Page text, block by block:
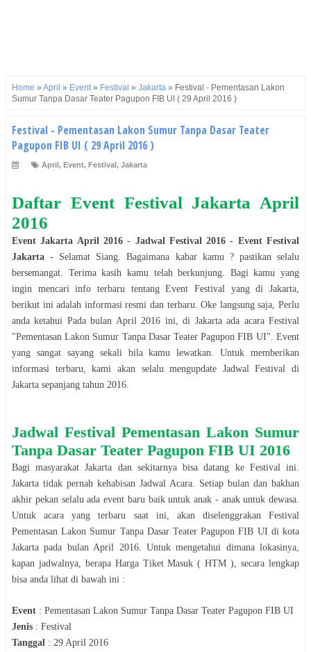
Home » April » Event» Festival » Jakarta » Festival - Pementasan Lakon
Sumur Tanpa Dasar Teater Pagupon FIB UI ( 29 April 2016 )
Festival - Pementasan Lakon Sumur Tanpa Dasar Teater
Pagupon FIB UI ( 29 April 2016 )
April, Event, Festival, Jakarta
Daftar Event Festival Jakarta April
2016
EventJakarta April 2016- Jadwal Festival 2016 - EventFestival
Jakarta - Selamat Siang . Bagaimana kabar kamu ? pastikan selalu
bersemangat. Terima kasih kamu telah berkunjung. Bagi kamu yang
ingin mencari info terbaru tentang Event Festival yang di Jakarta
berikut ini adalah informasi resmi dan terbaru. Oke langsung saja, Perlu
anda ketahui Pada bulan April 2016 ini, di Jakartaada acaraFestival
"Pementasan Lakon Sumur Tanpa Dasar Teater Pagupon FIB UI". Event
yang sangat sayang sekali bila kamu lewatkan. Untuk memberikan
informasi terbaru, kami akan selalu mengupdate JadwalFestival
di
Jakarta sepanjang tahun 2016
Jadwal Festival Pementasan Lakon Sumur
Tanpa Dasar Teater Pagupon FIB UI 2016
Bagi masyarakatJakarta dan sekitarnya bisa datang ke Festival
ini.
Jakarta tidak pernah kehabisan Jadwal Acara. Setiap bulan dan bakhan
akhir pekan selalu ada event baru baik untuk anak - anak untuk dewasa.
Untuk acara yang terbaru saat ini, akan diselenggrakan Festival
Pementasan Lakon Sumur Tanpa Dasar Teater Pagupon FIB UI di kota
Jakarta pada bulan April 2016. Untuk mengetahui dimana lokasinya,
kapan jadwalnya, berapa Harga Tiket Masuk ( HTM ), secara lengkap
bisa anda lihat di bawah ini :
Event : Pementasan Lakon Sumur Tanpa Dasar Teater Pagupon FIB UI
Jenis : Festival
Tanggal : 29 April 2016